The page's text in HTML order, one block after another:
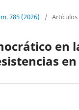
785 (2026) / Artículos
en